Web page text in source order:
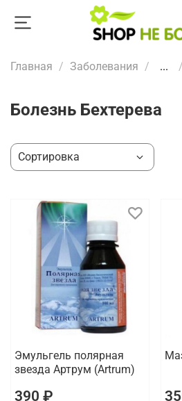
Главная Заболевания ...
Болезнь Бехтерева
Эмульгель полярная
звезда Артрум (Artrum)
390 ₽